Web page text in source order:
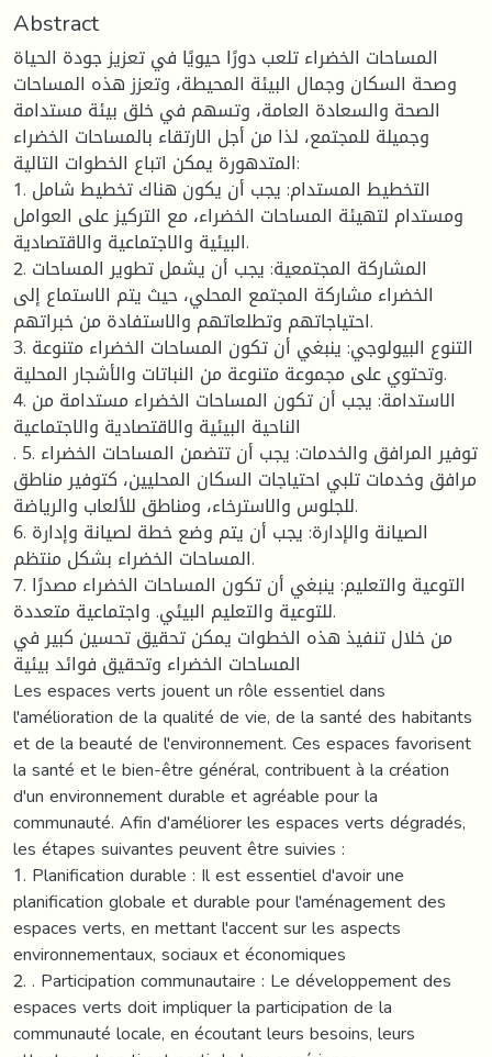
Abstract
المساحات الخضراء تلعب دورًا حيويًا في تعزيز جودة الحياة
وصحة السكان وجمال البيئة المحيطة، وتعزز هذه المساحات
الصحة والسعادة العامة، وتسهم في خلق بيئة مستدامة
وجميلة للمجتمع، لذا من أجل الارتقاء بالمساحات الخضراء
المتدهورة يمكن اتباع الخطوات التالية:
1. التخطيط المستدام: يجب أن يكون هناك تخطيط شامل
ومستدام لتهيئة المساحات الخضراء، مع التركيز على العوامل
البيئية والاجتماعية والاقتصادية.
2. المشاركة المجتمعية: يجب أن يشمل تطوير المساحات
الخضراء مشاركة المجتمع المحلي، حيث يتم الاستماع إلى
احتياجاتهم وتطلعاتهم والاستفادة من خبراتهم.
3. التنوع البيولوجي: ينبغي أن تكون المساحات الخضراء متنوعة
وتحتوي على مجموعة متنوعة من النباتات والأشجار المحلية.
4. الاستدامة: يجب أن تكون المساحات الخضراء مستدامة من
الناحية البيئية والاقتصادية والاجتماعية
. 5. توفير المرافق والخدمات: يجب أن تتضمن المساحات الخضراء
مرافق وخدمات تلبي احتياجات السكان المحليين، كتوفير مناطق
للجلوس والاسترخاء، ومناطق للألعاب والرياضة.
6. الصيانة والإدارة: يجب أن يتم وضع خطة لصيانة وإدارة
المساحات الخضراء بشكل منتظم.
7. التوعية والتعليم: ينبغي أن تكون المساحات الخضراء مصدرًا
للتوعية والتعليم البيئي. واجتماعية متعددة.
من خلال تنفيذ هذه الخطوات يمكن تحقيق تحسين كبير في
المساحات الخضراء وتحقيق فوائد بيئية
Les espaces verts jouent un rôle essentiel dans
l'amélioration de la qualité de vie, de la santé des habitants
et de la beauté de l'environnement. Ces espaces favorisent
la santé et le bien-être général, contribuent à la création
d'un environnement durable et agréable pour la
communauté. Afin d'améliorer les espaces verts dégradés,
les étapes suivantes peuvent être suivies :
1. Planification durable : Il est essentiel d'avoir une
planification globale et durable pour l'aménagement des
espaces verts, en mettant l'accent sur les aspects
environnementaux, sociaux et économiques
2. . Participation communautaire : Le développement des
espaces verts doit impliquer la participation de la
communauté locale, en écoutant leurs besoins, leurs